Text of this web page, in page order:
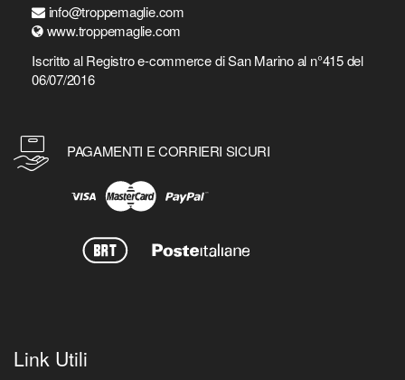
info@troppemaglie.com
www.troppemaglie.com
Iscritto al Registro e-commerce di San Marino al n°415 del
06/07/2016
PAGAMENTI E CORRIERI SICURI
Link Utili